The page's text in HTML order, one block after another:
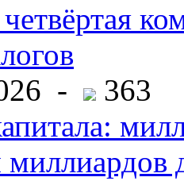
-
363
миллиардов